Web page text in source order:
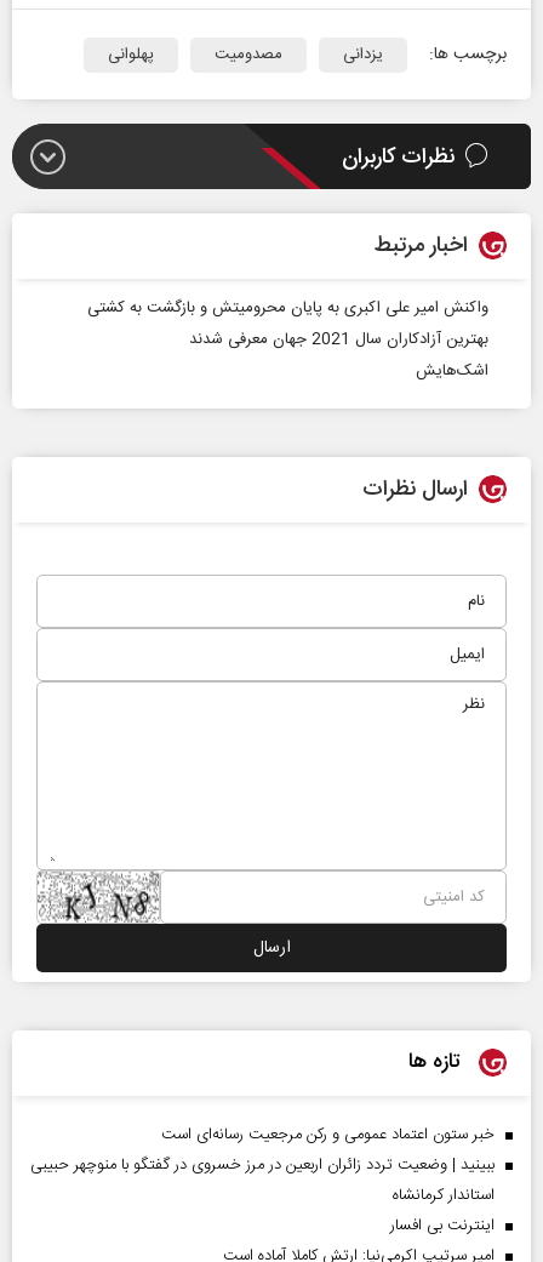
برچسب ها: یزدانی مصدومیت پهلوانی
نظرات کاربران
اخبار مرتبط
واکنش امیر علی اکبری به پایان محرومیتش و بازگشت به کشتی
بهترین آزادکاران سال 2021 جهان معرفی شدند
اشک‌هایش
ارسال نظرات
تازه ها
خبر ستون اعتماد عمومی و رکن مرجعیت رسانه‌ای است
ببینید | وضعیت تردد زائران اربعین در مرز خسروی در گفتگو با منوچهر حبیبی
استاندار کرمانشاه
اینترنت بی افسار
امیر سرتیپ اکرمی‌نیا: ارتش کاملا آماده است